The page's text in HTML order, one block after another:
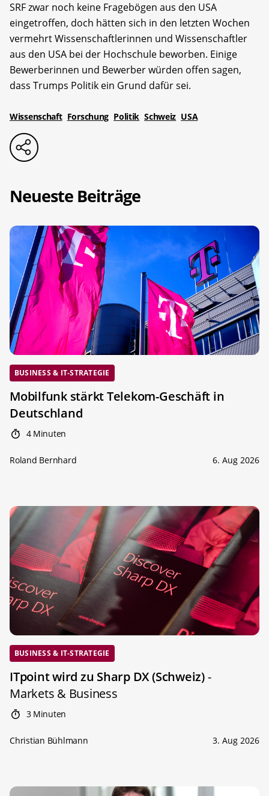
SRF zwar noch keine Fragebögen aus den USA
eingetroffen, doch hätten sich in den letzten Wochen
vermehrt Wissenschaftlerinnen und Wissenschaftler
aus den USA bei der Hochschule beworben. Einige
Bewerberinnen und Bewerber würden offen sagen,
dass Trumps Politik ein Grund dafür sei.
Wissenschaft Forschung Politik Schweiz USA
Neueste Beiträge
BUSINESS & IT-STRATEGIE
Mobilfunk stärkt Telekom-Geschäft in
Deutschland
4 Minuten
Roland Bernhard 6. Aug 2026
BUSINESS & IT-STRATEGIE
ITpoint wird zu Sharp DX (Schweiz)-
Markets & Business
3 Minuten
Christian Bühlmann 3. Aug 2026